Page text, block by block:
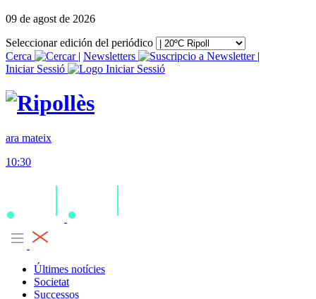
09 de agost de 2026
Seleccionar edición del periódico
Cerca
| Newsletters
|
Iniciar Sessió
ara mateix
10:30
Últimes notícies
Societat
Successos